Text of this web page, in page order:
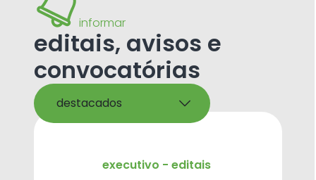
informar
editais, avisos e
convocatórias
destacados
executivo - editais